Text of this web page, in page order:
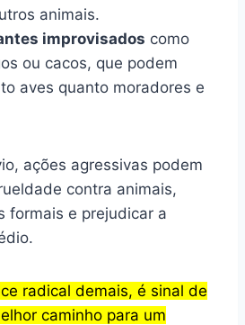
animais.
improvisados como
ou cacos, que podem
aves quanto moradores e
ações agressivas podem
contra animais,
formais e prejudicar a
radical demais, é sinal de
caminho para um